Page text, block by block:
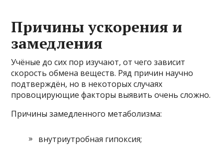
Причины ускорения и
замедления
Учёные до сих пор изучают, от чего зависит
скорость обмена веществ. Ряд причин научно
подтверждён, но в некоторых случаях
провоцирующие факторы выявить очень сложно.
Причины замедленного метаболизма:
внутриутробная гипоксия;